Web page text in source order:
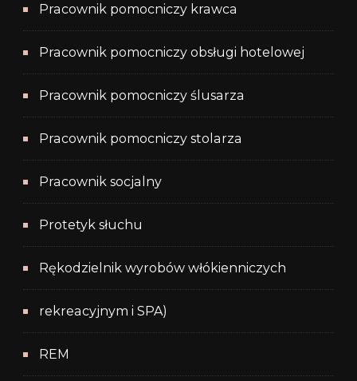
Pracownik pomocniczy krawca
Pracownik pomocniczy obsługi hotelowej
Pracownik pomocniczy ślusarza
Pracownik pomocniczy stolarza
Pracownik socjalny
Protetyk słuchu
Rękodzielnik wyrobów włókienniczych
rekreacyjnym i SPA)
REM